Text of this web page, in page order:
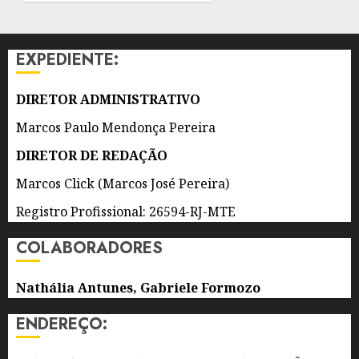
DE 2026
EXPEDIENTE:
DIRETOR ADMINISTRATIVO
Marcos Paulo Mendonça Pereira
DIRETOR DE REDAÇÃO
Marcos Click (Marcos José Pereira)
Registro Profissional: 26594-RJ-MTE
COLABORADORES
Nathália Antunes, Gabriele Formozo
ENDEREÇO: